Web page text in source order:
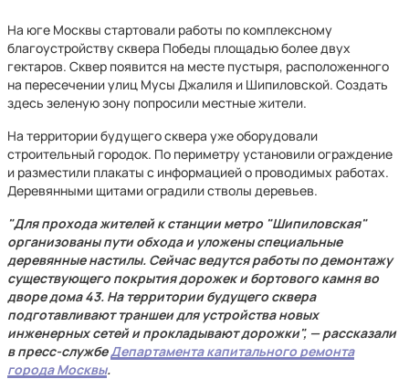
На юге Москвы стартовали работы по комплексному
благоустройству сквера Победы площадью более двух
гектаров. Сквер появится на месте пустыря, расположенного
на пересечении улиц Мусы Джалиля и Шипиловской. Создать
здесь зеленую зону попросили местные жители.
На территории будущего сквера уже оборудовали
строительный городок. По периметру установили ограждение
и разместили плакаты с информацией о проводимых работах.
Деревянными щитами оградили стволы деревьев.
"Для прохода жителей к станции метро "Шипиловская"
организованы пути обхода и уложены специальные
деревянные настилы. Сейчас ведутся работы по демонтажу
существующего покрытия дорожек и бортового камня во
дворе дома 43. На территории будущего сквера
подготавливают траншеи для устройства новых
инженерных сетей и прокладывают дорожки", — рассказали
в пресс-службеДепартамента капитального ремонта
города Москвы.